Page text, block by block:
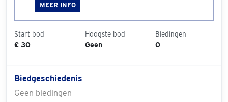
MEER INFO
Start bod
€ 30
Hoogste bod
Geen
Biedingen
0
Biedgeschiedenis
Geen biedingen